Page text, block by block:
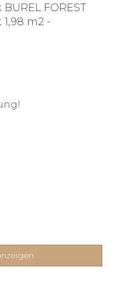
FOREST
m2 -